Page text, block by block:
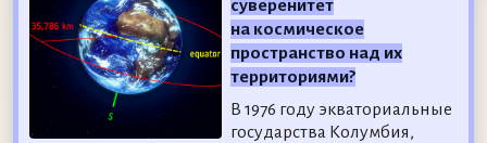
суверенитет
на космическое
пространство над их
территориями?
В 1976 году экваториальные
государства Колумбия,